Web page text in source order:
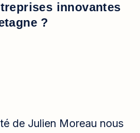
innovantes
?
de Julien Moreau nous